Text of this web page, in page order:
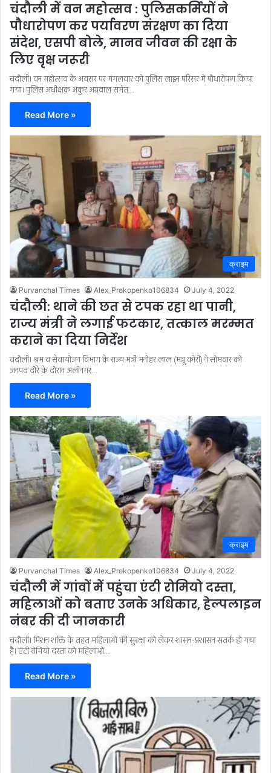
चंदौली में वन महोत्सव : पुलिसकर्मियों ने
पौधारोपण कर पर्यावरण संरक्षण का दिया
संदेश, एसपी बोले, मानव जीवन की रक्षा के
लिए वृक्ष जरूरी
चंदौली। वन महोत्सव के अवसर पर मंगलवार को पुलिस लाइन परिसर में पौधारोपण किया
गया। पुलिस अधीक्षक अंकुर अग्रवाल समेत…
Read More »
क्राइम
Purvanchal Times Alex_Prokopenko106834 July 4, 2022
चंदौली: थाने की छत से टपक रहा था पानी,
राज्य मंत्री ने लगाई फटकार, तत्काल मरम्मत
कराने का दिया निर्देश
चंदौली। श्रम व सेवायोजन विभाग के राज्य मंत्री मनोहर लाल (मन्नू कोरी) ने सोमवार को
जनपद दौरे के दौरान अलीनगर…
Read More »
क्राइम
Purvanchal Times Alex_Prokopenko106834 July 4, 2022
चंदौली में गांवों में पहुंचा एंटी रोमियो दस्ता,
महिलाओं को बताए उनके अधिकार, हेल्पलाइन
नंबर की दी जानकारी
चंदौली। मिशन शक्ति के तहत महिलाओं की सुरक्षा को लेकर शासन-प्रशासन सतर्क हो गया
है। एंटी रोमियो दस्ता को महिलाओं…
Read More »